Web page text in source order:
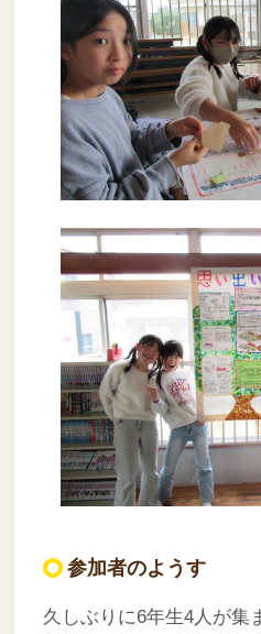
参加者のようす
久しぶりに6年生4人が集